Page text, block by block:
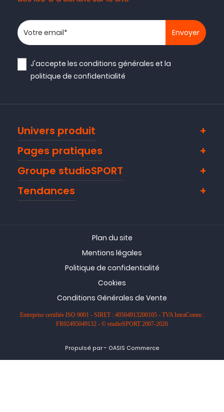
Votre adresse email
J'accepte lesconditions générales et la
politique de confidentialité
Univers produit
Pages pratiques
Groupe studioSPORT
Tendances
Plan du site
Mentions légales
Politique de confidentialité
Cookies
Conditions Générales de Vente
Entreprise certifiée ISO 9001 - SIRET : 49504913200105 - TVA IntraComm :
FR02495049132 - © studioSPORT 2007-2026
Propulsé par- OASIS Commerce